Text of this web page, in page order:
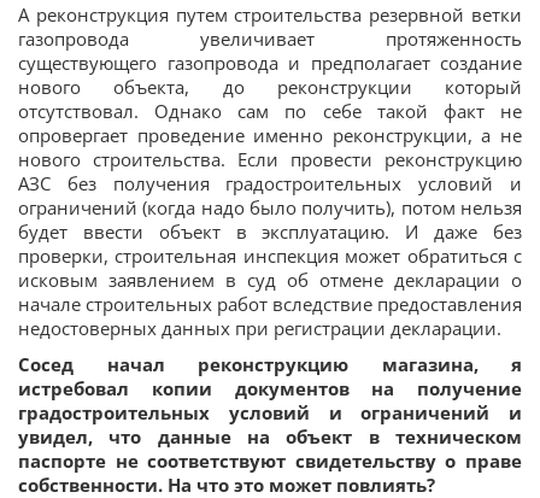
А реконструкция путем строительства резервной ветки
газопровода увеличивает протяженность
существующего газопровода и предполагает создание
нового объекта, до реконструкции который
отсутствовал. Однако сам по себе такой факт не
опровергает проведение именно реконструкции, а не
нового строительства. Если провести реконструкцию
АЗС без получения градостроительных условий и
ограничений (когда надо было получить), потом нельзя
будет ввести объект в эксплуатацию. И даже без
проверки, строительная инспекция может обратиться с
исковым заявлением в суд об отмене декларации о
начале строительных работ вследствие предоставления
недостоверных данных при регистрации декларации.
Сосед начал реконструкцию магазина, я
истребовал копии документов на получение
градостроительных условий и ограничений и
увидел, что данные на объект в техническом
паспорте не соответствуют свидетельству о праве
собственности. На что это может повлиять?